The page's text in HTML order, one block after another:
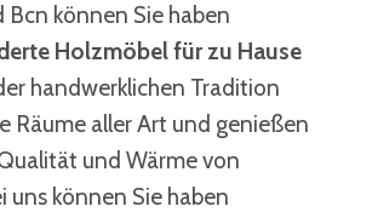
Bcn können Sie haben
Holzmöbel für zu Hause
handwerklichen Tradition
Räume aller Art und genießen
und Wärme von
uns können Sie haben